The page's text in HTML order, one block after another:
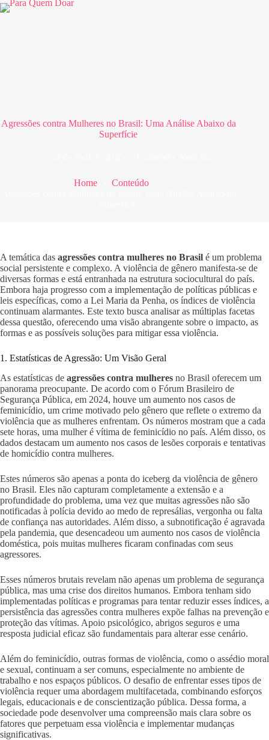
Pular
para
Agressões contra Mulheres no Brasil: Uma Análise Abaixo da
Superfície
Home
Conteúdo
A temática das agressões contra mulheres no Brasil é um problema
social persistente e complexo. A violência de gênero manifesta-se de
diversas formas e está entranhada na estrutura sociocultural do país.
Embora haja progresso com a implementação de políticas públicas e
leis específicas, como a Lei Maria da Penha, os índices de violência
continuam alarmantes. Este texto busca analisar as múltiplas facetas
dessa questão, oferecendo uma visão abrangente sobre o impacto, as
formas e as possíveis soluções para mitigar essa violência.
1. Estatísticas de Agressão: Um Visão Geral
As estatísticas de agressões contra mulheres no Brasil oferecem um
panorama preocupante. De acordo com o Fórum Brasileiro de
Segurança Pública, em 2024, houve um aumento nos casos de
feminicídio, um crime motivado pelo gênero que reflete o extremo da
violência que as mulheres enfrentam. Os números mostram que a cada
sete horas, uma mulher é vítima de feminicídio no país. Além disso, os
dados destacam um aumento nos casos de lesões corporais e tentativas
de homicídio contra mulheres.
Estes números são apenas a ponta do iceberg da violência de gênero
no Brasil. Eles não capturam completamente a extensão e a
profundidade do problema, uma vez que muitas agressões não são
notificadas à polícia devido ao medo de represálias, vergonha ou falta
de confiança nas autoridades. Além disso, a subnotificação é agravada
pela pandemia, que desencadeou um aumento nos casos de violência
doméstica, pois muitas mulheres ficaram confinadas com seus
agressores.
Esses números brutais revelam não apenas um problema de segurança
pública, mas uma crise dos direitos humanos. Embora tenham sido
implementadas políticas e programas para tentar reduzir esses índices, a
persistência das agressões contra mulheres expõe falhas na prevenção e
proteção das vítimas. Apoio psicológico, abrigos seguros e uma
resposta judicial eficaz são fundamentais para alterar esse cenário.
Além do feminicídio, outras formas de violência, como o assédio moral
e sexual, continuam a ser comuns, especialmente no ambiente de
trabalho e nos espaços públicos. O desafio de enfrentar esses tipos de
violência requer uma abordagem multifacetada, combinando esforços
legais, educacionais e de conscientização pública. Dessa forma, a
sociedade pode desenvolver uma compreensão mais clara sobre os
fatores que perpetuam essa violência e implementar mudanças
significativas.